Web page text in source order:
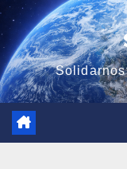
Skip
to
content